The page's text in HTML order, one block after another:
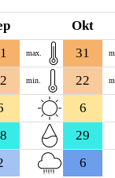
Okt
max. 31
min.
22
6
29
6